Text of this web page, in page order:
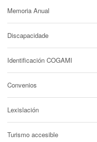
Memoria Anual
Discapacidade
Identificación COGAMI
Convenios
Lexislación
Turismo accesible